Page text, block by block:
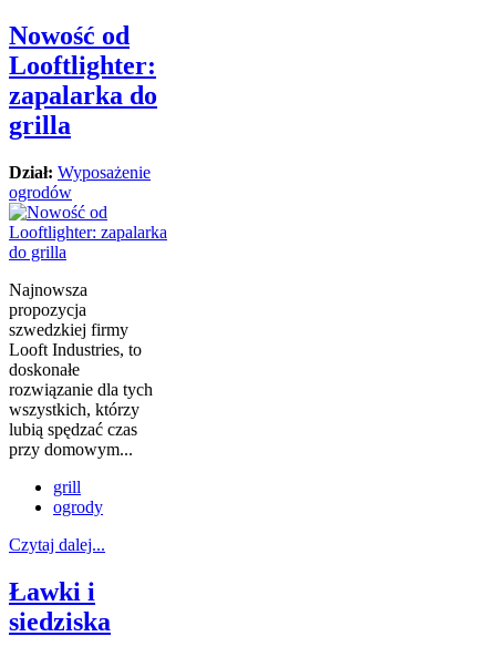
Nowość od
Looftlighter:
zapalarka do
grilla
Dział: Wyposażenie
ogrodów
Najnowsza
propozycja
szwedzkiej firmy
Looft Industries, to
doskonałe
rozwiązanie dla tych
wszystkich, którzy
lubią spędzać czas
przy domowym...
grill
ogrody
Czytaj dalej...
Ławki i
siedziska